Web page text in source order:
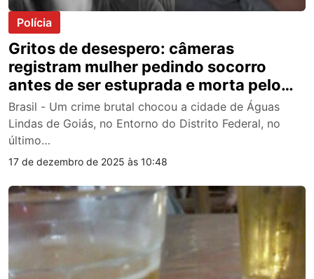
Polícia
Gritos de desespero: câmeras
registram mulher pedindo socorro
antes de ser estuprada e morta pelo
próprio tio; veja vídeo
Brasil - Um crime brutal chocou a cidade de Águas
Lindas de Goiás, no Entorno do Distrito Federal, no
último…
17 de dezembro de 2025 às 10:48